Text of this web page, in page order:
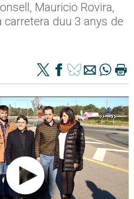
Mauricio Rovira,
carretera duu 3 anys de